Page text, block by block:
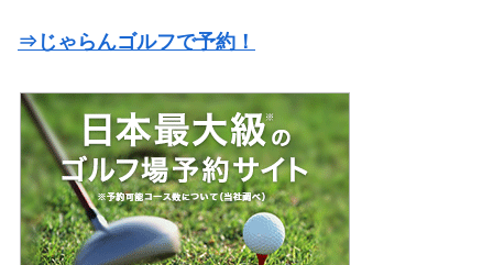
⇒じゃらんゴルフで予約！